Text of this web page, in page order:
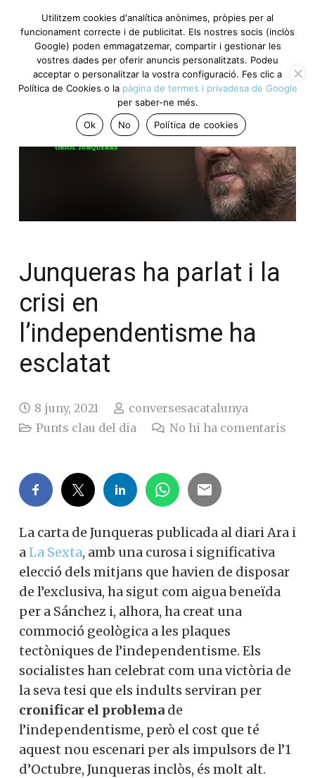
Junqueras ha parlat i la
crisi en
l’independentisme ha
esclatat
8 juny, 2021
conversesacatalunya
Punts clau del dia
No hi ha comentaris
La carta de Junqueras publicada al diari Ara i
aLa Sexta, amb una curosa i significativa
elecció dels mitjans que havien de disposar
de l’exclusiva, ha sigut com aigua beneïda
per a Sánchez i, alhora, ha creat una
commoció geològica a les plaques
tectòniques de l’independentisme. Els
socialistes han celebrat com una victòria de
la seva tesi que els indults serviran per
cronificar el problema de
l’independentisme, però el cost que té
aquest nou escenari per als impulsors de l’1
d’Octubre, Junqueras inclòs, és molt alt.
Utilitzem cookies d'analítica anònimes, pròpies per al
funcionament correcte i de publicitat. Els nostres socis (inclòs
Google) poden emmagatzemar, compartir i gestionar les
vostres dades per oferir anuncis personalitzats. Podeu
acceptar o personalitzar la vostra configuració. Fes clic a
Política de Cookies o la pàgina de termes i privadesa de Google
per saber-ne més.
Ok
No Política de cookies